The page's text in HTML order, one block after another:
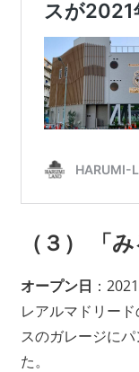
（３） 「
オープン日 ：
レアルマドリー
スのガレージに
た。